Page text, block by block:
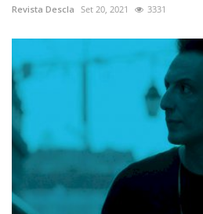
Revista Descla Set 20, 2021 3331